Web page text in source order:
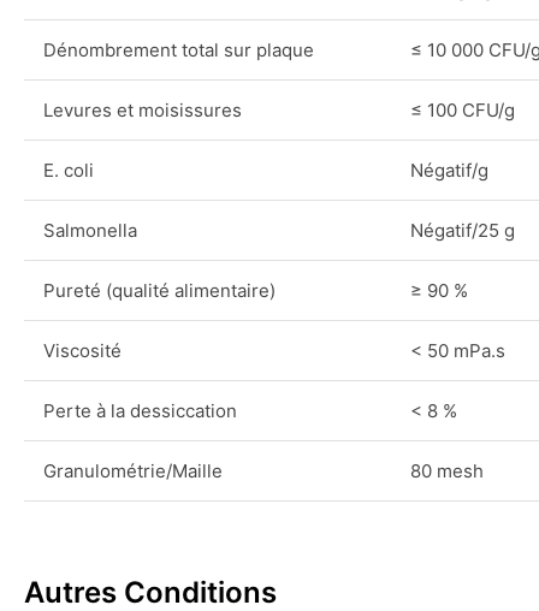
Dénombrement total sur plaque ≤ 10 000 CFU/
Levures et moisissures ≤ 100 CFU/g
E. coli Négatif/g
Salmonella Négatif/25 g
Pureté (qualité alimentaire) ≥ 90 %
Viscosité < 50 mPa.s
Perte à la dessiccation < 8 %
Granulométrie/Maille 80 mesh
Autres Conditions